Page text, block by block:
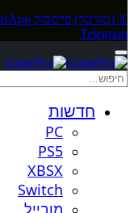
X (טוויטר) פייסבוק
Telegram
חדשות
PC
PS5
XBSX
Switch
מובייל